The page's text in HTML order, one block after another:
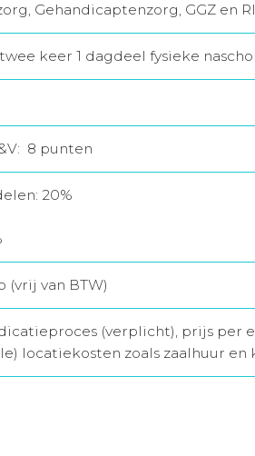
Gehandicaptenzorg, GGZ en
keer 1 dagdeel fysieke
8 punten
20%
(vrij van BTW)
(verplicht), prijs per
locatiekosten zoals zaalhuur en